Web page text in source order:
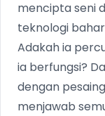
mencipta seni
teknologi
Adakah ia
ia berfungsi?
dengan
menjawab